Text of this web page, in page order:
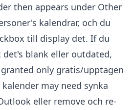
then appears under Other
kalendrar, och du
till display det. If du
det's blank eller outdated,
only gratis/upptagen
may need synka
eller remove och re-